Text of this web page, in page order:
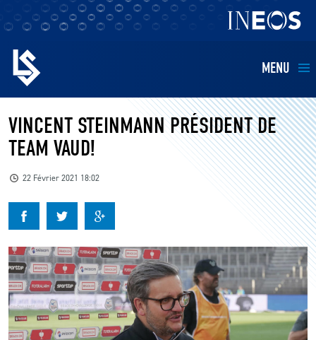
MENU
EQUIPES
BILLETTERIE
KIDS
BUSINESS
RESTAURATION
VINCENT STEINMANN PRÉSIDENT DE
TEAM VAUD!
22 Février 2021 18:02